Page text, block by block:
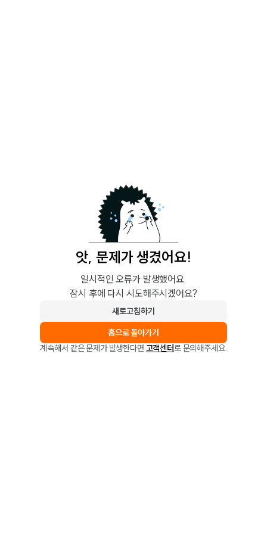
앗, 문제가 생겼어요!
일시적인 오류가 발생했어요.
잠시 후에 다시 시도해주시겠어요?
새로고침하기
홈으로 돌아가기
계속해서 같은 문제가 발생한다면 고객센터로 문의해주세요.